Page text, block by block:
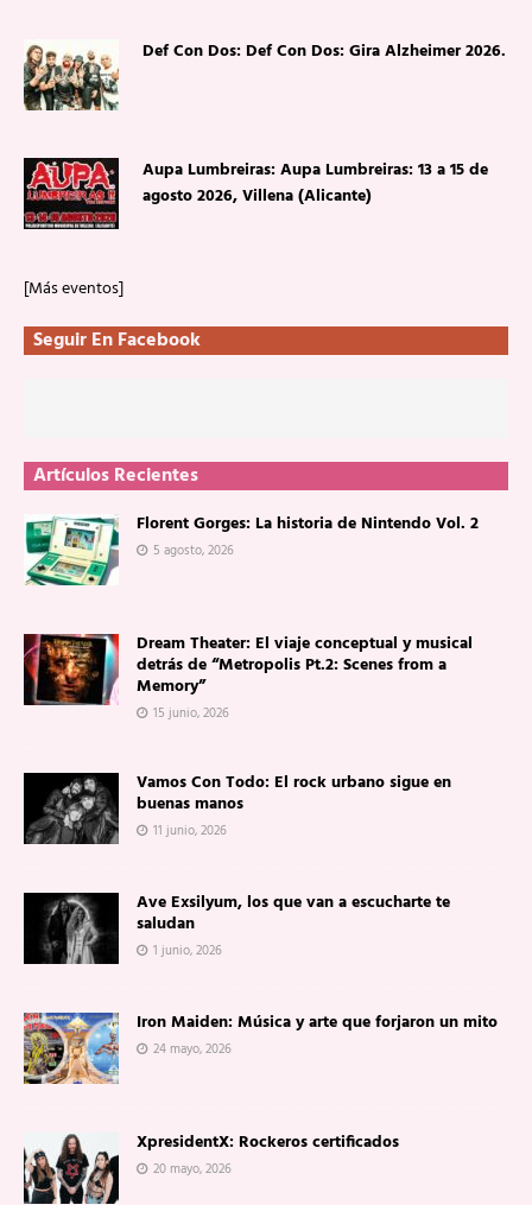
Def Con Dos: Def Con Dos: Gira Alzheimer 2026.
Aupa Lumbreiras: Aupa Lumbreiras: 13 a 15 de
agosto 2026, Villena (Alicante)
[Más eventos]
Seguir En Facebook
Artículos Recientes
Florent Gorges: La historia de Nintendo Vol. 2
5 agosto, 2026
Dream Theater: El viaje conceptual y musical
detrás de “Metropolis Pt.2: Scenes from a
Memory”
15 junio, 2026
Vamos Con Todo: El rock urbano sigue en
buenas manos
11 junio, 2026
Ave Exsilyum, los que van a escucharte te
saludan
1 junio, 2026
Iron Maiden: Música y arte que forjaron un mito
24 mayo, 2026
XpresidentX: Rockeros certificados
20 mayo, 2026